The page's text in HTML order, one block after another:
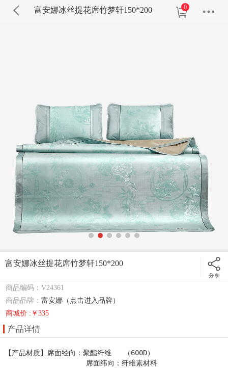
富安娜冰丝提花席竹梦轩150*200 0
富安娜冰丝提花席竹梦轩150*200
商品编码：V24361
商品品牌：富安娜（点击进入品牌）
商城价 :￥335
产品详情
【产品材质】席面经向：聚酯纤维   （600D）